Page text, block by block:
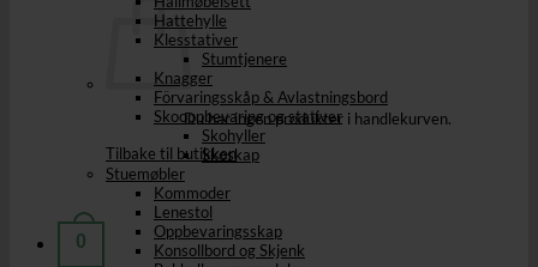
Du har ingen produkter i handlekurven.
Tilbake til butikken
0
Hattehylle
Klesstativer
Stumtjenere
Knagger
Förvaringsskåp & Avlastningsbord
Skooppbevaring og stativer
Skohyller
Skoskap
Stuemøbler
Kommoder
Lenestol
Oppbevaringsskap
Konsollbord og Skjenk